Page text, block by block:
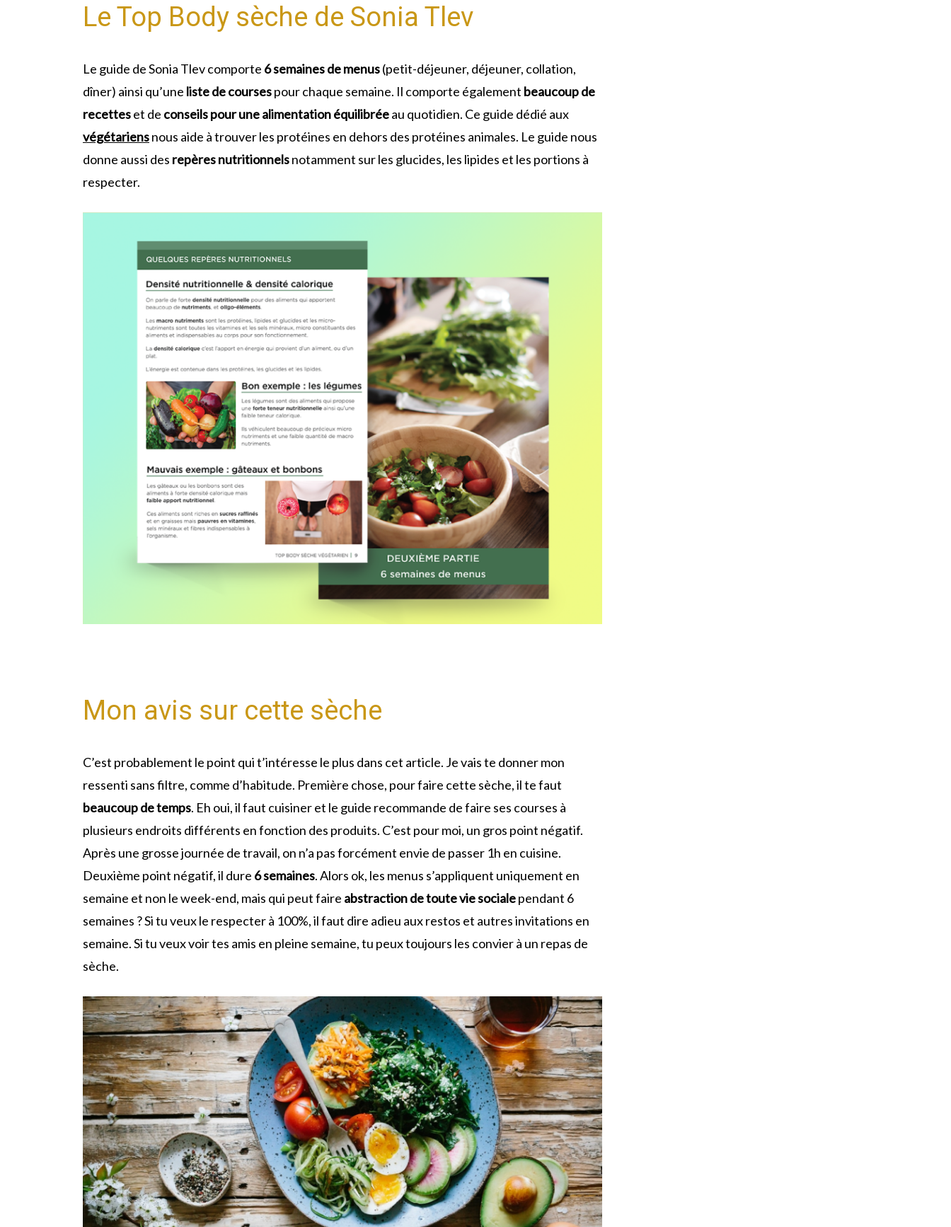
Le Top Body sèche de Sonia Tlev
Le guide de Sonia Tlev comporte 6 semaines de menus(petit-déjeuner, déjeuner, collation,
dîner) ainsi qu’une liste de coursespour chaque semaine. Il comporte également beaucoup de
recetteset de conseils pour une alimentation équilibréeau quotidien. Ce guide dédié aux
végétariensnous aide à trouver les protéines en dehors des protéines animales. Le guide nous
donne aussi des repères nutritionnelsnotamment sur les glucides, les lipides et les portions à
respecter.
Mon avis sur cette sèche
C’est probablement le point qui t’intéresse le plus dans cet article. Je vais te donner mon
ressenti sans filtre, comme d’habitude. Première chose, pour faire cette sèche, il te faut
beaucoup de temps. Eh oui, il faut cuisiner et le guide recommande de faire ses courses à
plusieurs endroits différents en fonction des produits. C’est pour moi, un gros point négatif.
Après une grosse journée de travail, on n’a pas forcément envie de passer 1h en cuisine.
Deuxième point négatif, il dure 6 semaines. Alors ok, les menus s’appliquent uniquement en
semaine et non le week-end, mais qui peut faire abstraction de toute vie socialependant 6
semaines ? Si tu veux le respecter à 100%, il faut dire adieu aux restos et autres invitations en
semaine. Si tu veux voir tes amis en pleine semaine, tu peux toujours les convier à un repas de
sèche.